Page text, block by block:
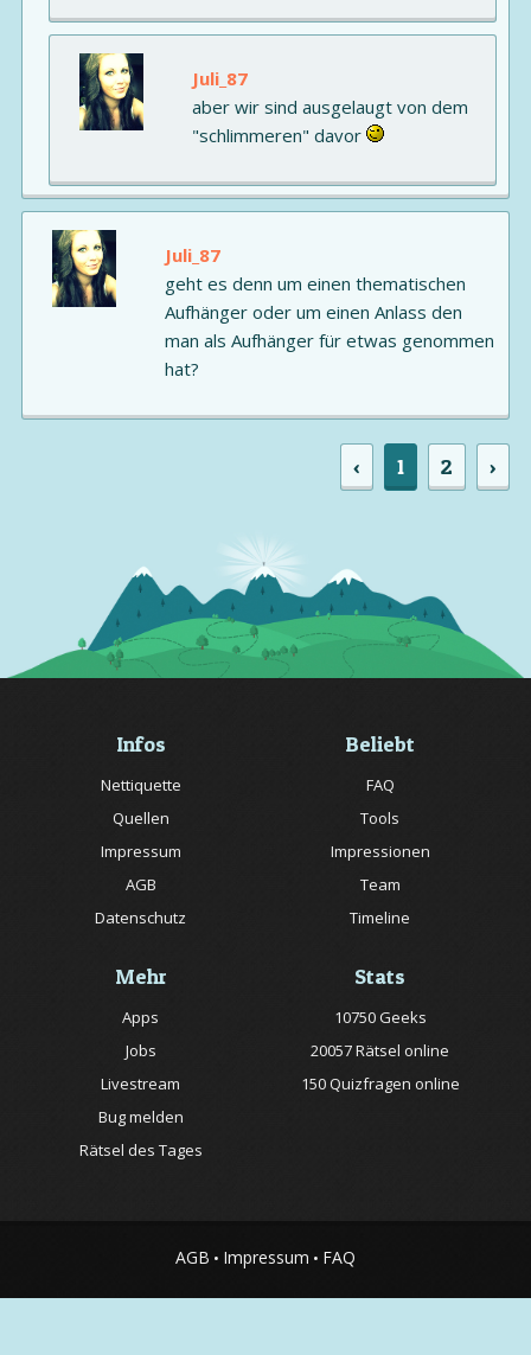
Juli_87
aber wir sind ausgelaugt von dem
"schlimmeren" davor
Juli_87
geht es denn um einen thematischen
Aufhänger oder um einen Anlass den
man als Aufhänger für etwas genommen
hat?
‹ 1 2 ›
Infos
Nettiquette
Quellen
Impressum
AGB
Datenschutz
Beliebt
FAQ
Tools
Impressionen
Team
Timeline
Mehr
Apps
Jobs
Livestream
Bug melden
Rätsel des Tages
Stats
10750 Geeks
20057 Rätsel online
150 Quizfragen online
AGB • Impressum • FAQ